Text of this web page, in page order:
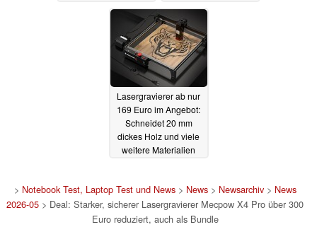
Lasergravierer ab nur
169 Euro im Angebot:
Schneidet 20 mm
dickes Holz und viele
weitere Materialien
> Notebook Test, Laptop Test und News> News> Newsarchiv> News
2026-05 > Deal: Starker, sicherer Lasergravierer Mecpow X4 Pro über 300
Euro reduziert, auch als Bundle